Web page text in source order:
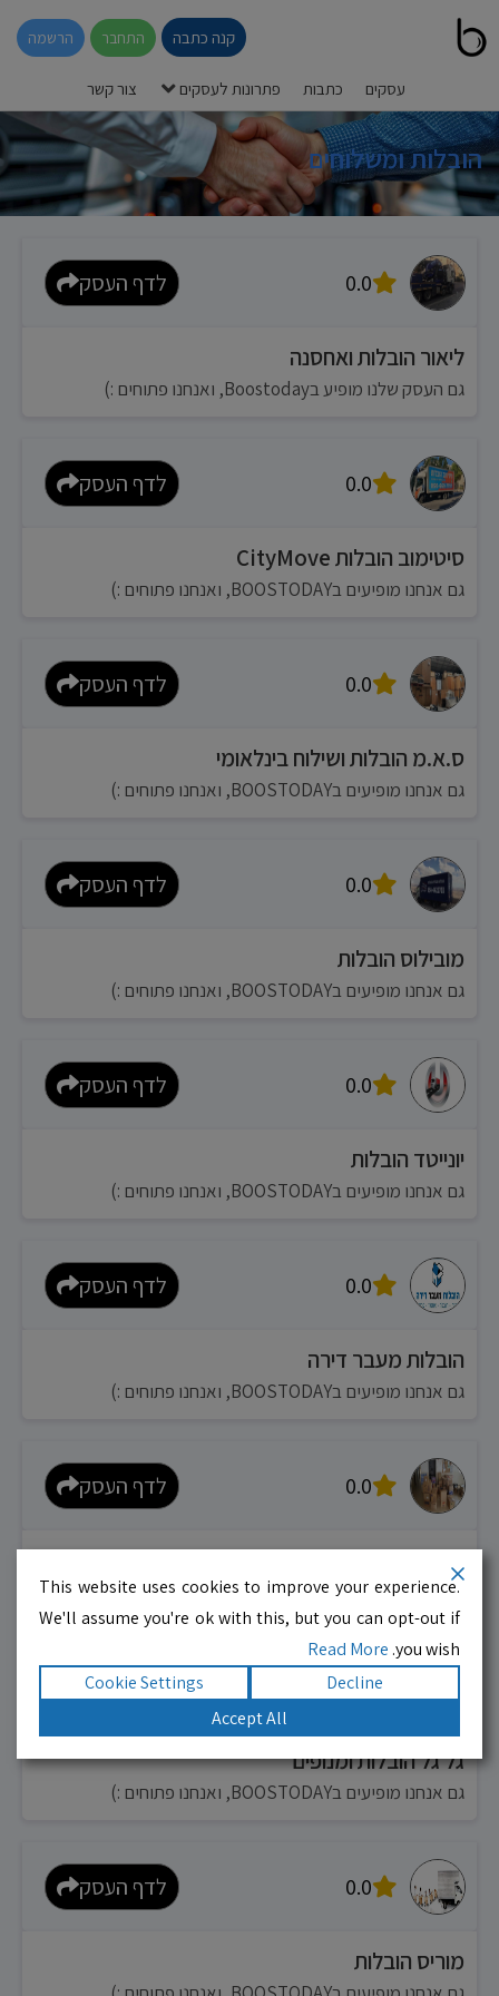
קנה כתבה התחבר הרשמה
עסקים כתבות פתרונות לעסקים צור קשר
הובלות ומשלוחים
0.0 לדף העסק
ליאור הובלות ואחסנה
גם העסק שלנו מופיע בBoostoday, ואנחנו פתוחים :)
0.0 לדף העסק
סיטימוב הובלות CityMove
גם אנחנו מופיעים בBOOSTODAY, ואנחנו פתוחים :)
0.0 לדף העסק
ס.א.מ הובלות ושילוח בינלאומי
גם אנחנו מופיעים בBOOSTODAY, ואנחנו פתוחים :)
0.0 לדף העסק
מובילוס הובלות
גם אנחנו מופיעים בBOOSTODAY, ואנחנו פתוחים :)
0.0 לדף העסק
יונייטד הובלות
גם אנחנו מופיעים בBOOSTODAY, ואנחנו פתוחים :)
0.0 לדף העסק
הובלות מעבר דירה
גם אנחנו מופיעים בBOOSTODAY, ואנחנו פתוחים :)
0.0 לדף העסק
בית ההובלות
גם אנחנו מופיעים בBOOSTODAY, ואנחנו פתוחים :)
0.0 לדף העסק
גל גל הובלות ומנופים
גם אנחנו מופיעים בBOOSTODAY, ואנחנו פתוחים :)
0.0 לדף העסק
מוריס הובלות
This website uses cookies to improve your experience.
We'll assume you're ok with this, but you can opt-out if
you wish.
Read More
Decline
Cookie Settings
Accept All